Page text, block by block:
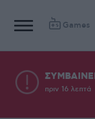
Games
πριν 16 λεπτά